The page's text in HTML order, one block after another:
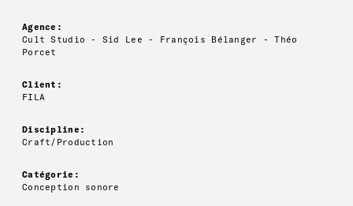
Agence:
Cult Studio - Sid Lee - François Bélanger - Théo
Porcet
Client:
FILA
Discipline:
Craft/Production
Catégorie:
Conception sonore